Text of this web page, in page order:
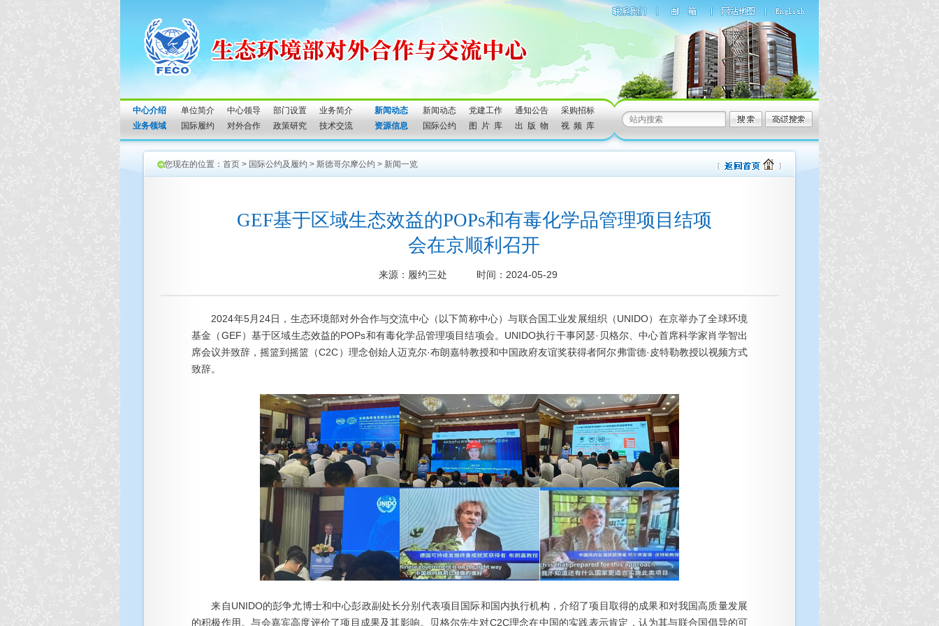
中心介绍 单位简介 中心领导 部门设置
业务简介
业务领域
国际履约 对外合作 政策研究 技术交流
新闻动态 新闻动态 党建工作 通知公告
采购招标
资源信息
国际公约 图 片 库 出 版 物 视 频 库
您现在的位置： 首页 > 国际公约及履约 > 斯德哥尔摩公约 > 新闻一览
GEF基于区域生态效益的POPs和有毒化学品管理项目结项
会在京顺利召开
来源：履约三处 时间：2024-05-29
2024年5月24日，生态环境部对外合作与交流中心（以下简称中心）与联合国工业发展组织（UNIDO）在京举办了全球环境
基金（GEF）基于区域生态效益的POPs和有毒化学品管理项目结项会。UNIDO执行干事冈瑟·贝格尔、中心首席科学家肖学智出
席会议并致辞，摇篮到摇篮（C2C）理念创始人迈克尔·布朗嘉特教授和中国政府友谊奖获得者阿尔弗雷德·皮特勒教授以视频方式
致辞。
来自UNIDO的彭争尤博士和中心彭政副处长分别代表项目国际和国内执行机构，介绍了项目取得的成果和对我国高质量发展
的积极作用。与会嘉宾高度评价了项目成果及其影响。贝格尔先生对C2C理念在中国的实践表示肯定，认为其与联合国倡导的可